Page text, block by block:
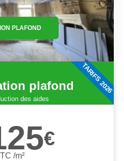
PLAFOND
plafond
des aides
€
/m²
TARIFS 2026